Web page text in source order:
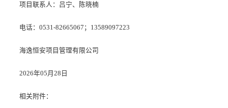
项目联系人：吕宁、陈晓楠
电话：0531-82665067；13589097223
海逸恒安项目管理有限公司
2026年05月28日
相关附件：